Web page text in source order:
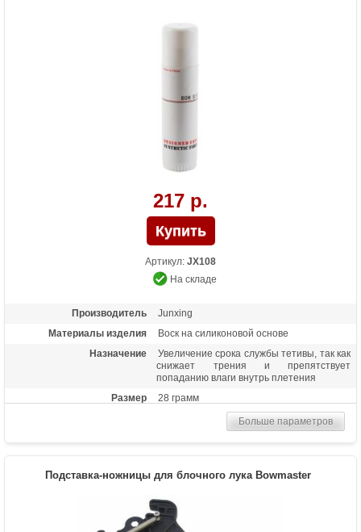
217 р.
Артикул: JX108
На складе
Производитель
Junxing
Материалы изделия
Воск на силиконовой основе
Назначение
Увеличение срока службы тетивы, так как
снижает трения и препятствует
попаданию влаги внутрь плетения
Размер
28 грамм
Больше параметров
Подставка-ножницы для блочного лука Bowmaster